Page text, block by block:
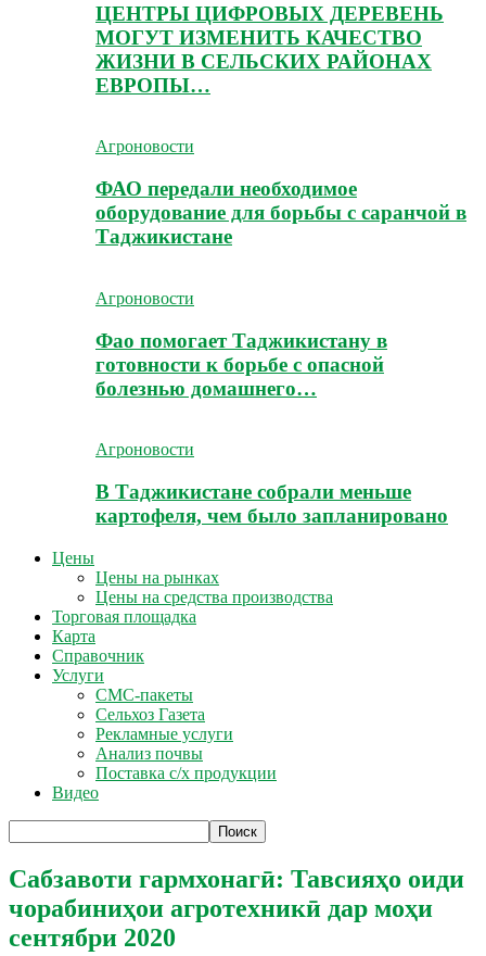
ЦЕНТРЫ ЦИФРОВЫХ ДЕРЕВЕНЬ
МОГУТ ИЗМЕНИТЬ КАЧЕСТВО
ЖИЗНИ В СЕЛЬСКИХ РАЙОНАХ
ЕВРОПЫ…
Агроновости
ФАО передали необходимое
оборудование для борьбы с саранчой в
Таджикистане
Агроновости
Фао помогает Таджикистану в
готовности к борьбе с опасной
болезнью домашнего…
Агроновости
В Таджикистане собрали меньше
картофеля, чем было запланировано
Цены
Цены на рынках
Цены на средства производства
Торговая площадка
Карта
Справочник
Услуги
СМС-пакеты
Сельхоз Газета
Рекламные услуги
Анализ почвы
Поставка с/х продукции
Видео
Сабзавоти гармхонагӣ: Тавсияҳо оиди
чорабиниҳои агротехникӣ дар моҳи
сентябри 2020